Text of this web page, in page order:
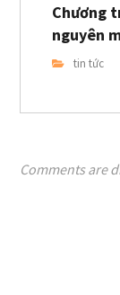
Chương
nguyên
tin tức
Comments are